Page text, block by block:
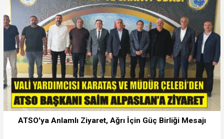
ATSO'ya Anlamlı Ziyaret, Ağrı İçin Güç Birliği Mesajı